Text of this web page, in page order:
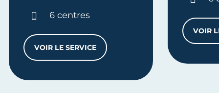
6 centres
VOIR LE SERVICEDIAGNOSTIC APPROCHE GLOBALE 360°
VOIR